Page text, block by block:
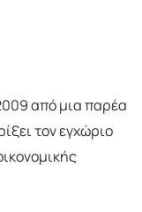
από μια παρέα
τον εγχώριο